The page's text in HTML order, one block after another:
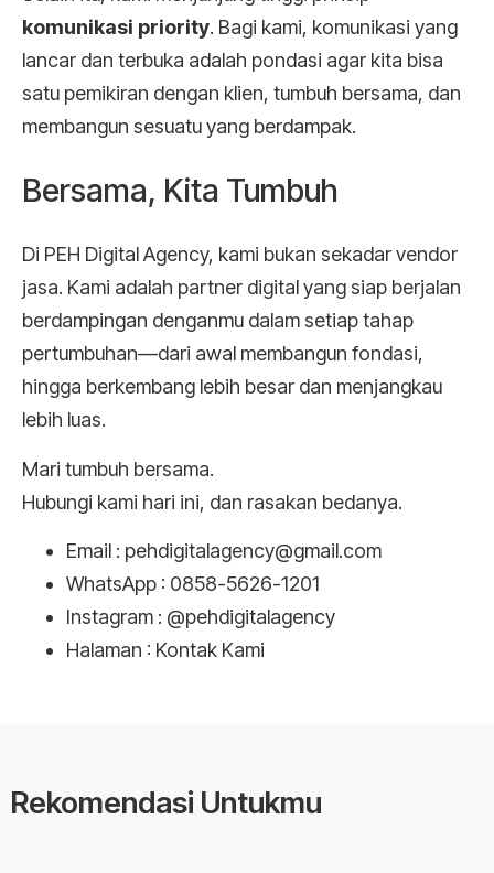
komunikasi priority. Bagi kami, komunikasi yang
lancar dan terbuka adalah pondasi agar kita bisa
satu pemikiran dengan klien, tumbuh bersama, dan
membangun sesuatu yang berdampak.
Bersama, Kita Tumbuh
Di PEH Digital Agency, kami bukan sekadar vendor
jasa. Kami adalah partner digital yang siap berjalan
berdampingan denganmu dalam setiap tahap
pertumbuhan—dari awal membangun fondasi,
hingga berkembang lebih besar dan menjangkau
lebih luas.
Mari tumbuh bersama.
Hubungi kami hari ini, dan rasakan bedanya.
Email : pehdigitalagency@gmail.com
WhatsApp : 0858-5626-1201
Instagram : @pehdigitalagency
Halaman : Kontak Kami
Rekomendasi Untukmu